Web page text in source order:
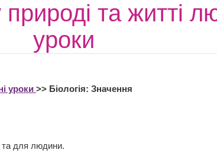
та житті
уроки
уроки >> Біологія: Значення
та для людини.